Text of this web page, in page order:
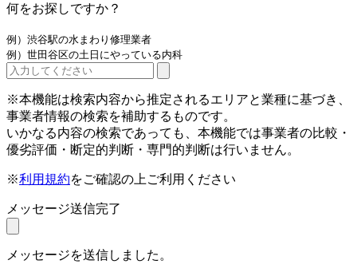
何をお探しですか？
例）渋谷駅の水まわり修理業者
例）世田谷区の土日にやっている内科
※本機能は検索内容から推定されるエリアと業種に基づき、
事業者情報の検索を補助するものです。
いかなる内容の検索であっても、本機能では事業者の比較・
優劣評価・断定的判断・専門的判断は行いません。
※利用規約をご確認の上ご利用ください
メッセージ送信完了
メッセージを送信しました。